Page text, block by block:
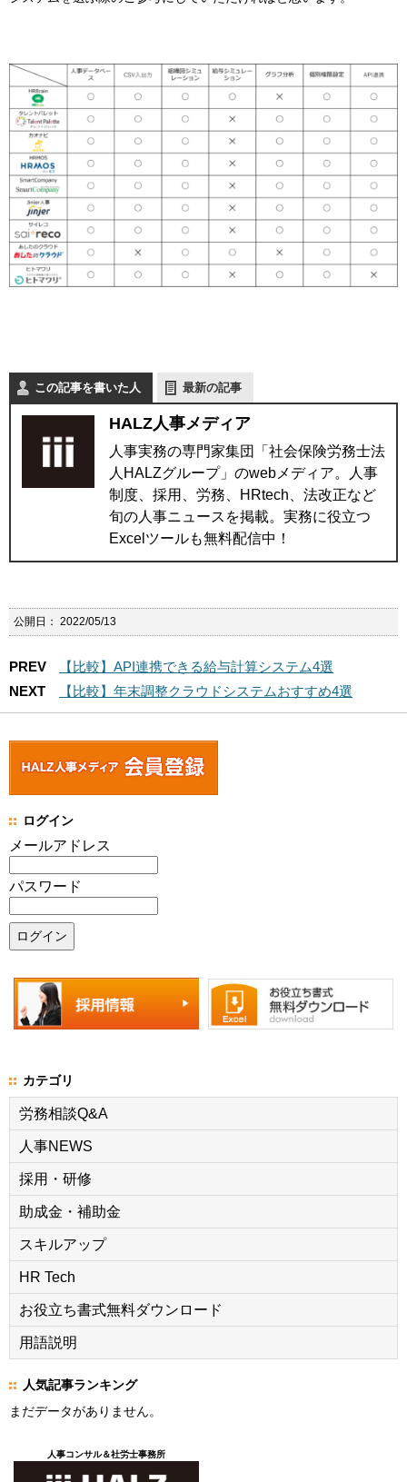
この記事を書いた人 最新の記事
HALZ人事メディア
人事実務の専門家集団「社会保険労務士法
人HALZグループ」のwebメディア。人事
制度、採用、労務、HRtech、法改正など
旬の人事ニュースを掲載。実務に役立つ
Excelツールも無料配信中！
公開日： 2022/05/13
PREV
【比較】API連携できる給与計算システム4選
NEXT
【比較】年末調整クラウドシステムおすすめ4選
ログイン
メールアドレス
パスワード
カテゴリ
労務相談Q&A
人事NEWS
採用・研修
助成金・補助金
スキルアップ
HR Tech
お役立ち書式無料ダウンロード
用語説明
人気記事ランキング
まだデータがありません。
人事コンサル＆社労士事務所